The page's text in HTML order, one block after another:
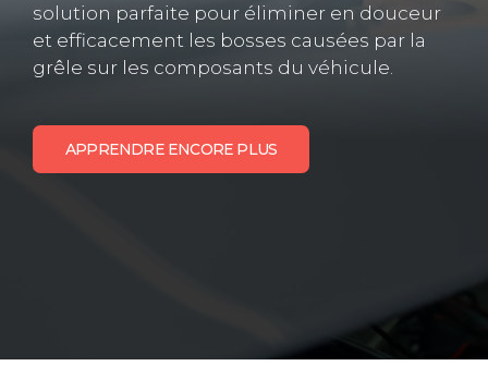
solution parfaite pour éliminer en douceur
et efficacement les bosses causées par la
grêle sur les composants du véhicule.
APPRENDRE ENCORE PLUS